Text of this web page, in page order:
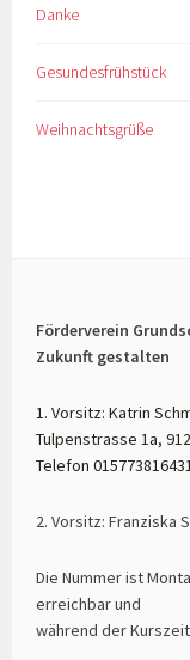
Danke
Gesundesfrühstück
Weihnachtsgrüße
Förderverein
Zukunft gestalten
1. Vorsitz: Katrin
Tulpenstrasse 1a,
Telefon 015773816431
2. Vorsitz: Franziska
Die Nummer ist
erreichbar und
während der